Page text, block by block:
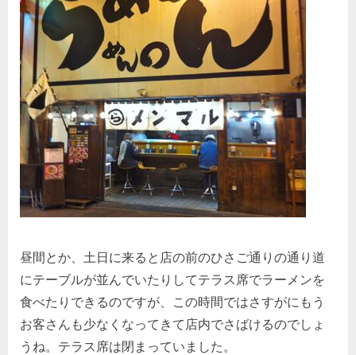
昼間とか、土日に来ると店の前のひさご通りの通り道
にテーブルが並んでいたりしてテラス席でラーメンを
食べたりできるのですが、この時間ではさすがにもう
お客さんも少なくなってきて店内でさばけるのでしょ
うね。テラス席は閉まっていました。